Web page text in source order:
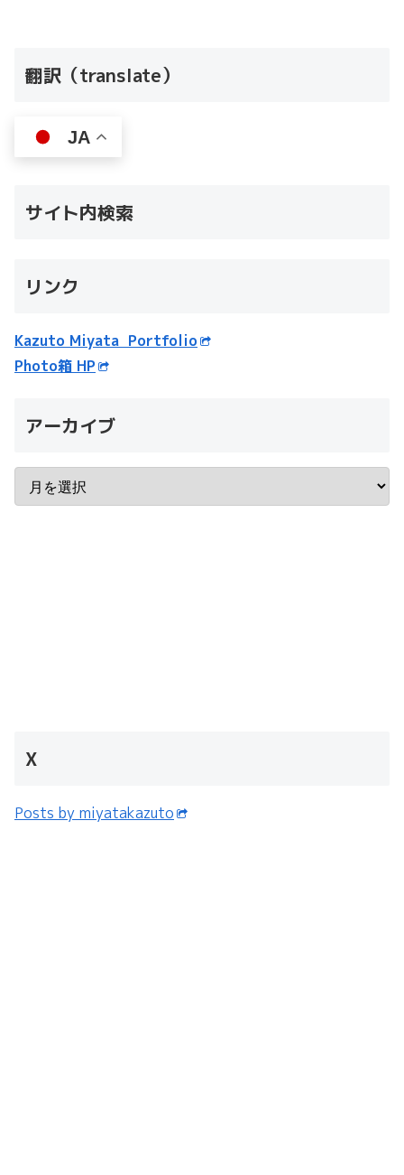
翻訳（translate）
JA
サイト内検索
リンク
Kazuto Miyata Portfolio
Photo箱 HP
アーカイブ
X
Posts by miyatakazuto